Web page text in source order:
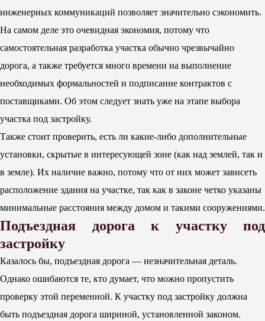
инженерных коммуникаций позволяет значительно сэкономить.
На самом деле это очевидная экономия, потому что
самостоятельная разработка участка обычно чрезвычайно
дорога, а также требуется много времени на выполнение
необходимых формальностей и подписание контрактов с
поставщиками. Об этом следует знать уже на этапе выбора
участка под застройку.
Также стоит проверить, есть ли какие-либо дополнительные
установки, скрытые в интересующей зоне (как над землей, так и
в земле). Их наличие важно, потому что от них может зависеть
расположение здания на участке, так как в законе четко указаны
минимальные расстояния между домом и такими сооружениями.
Подъездная дорога к участку под
застройку
Казалось бы, подъездная дорога — незначительная деталь.
Однако ошибаются те, кто думает, что можно пропустить
проверку этой переменной. К участку под застройку должна
быть подъездная дорога шириной, установленной законом.